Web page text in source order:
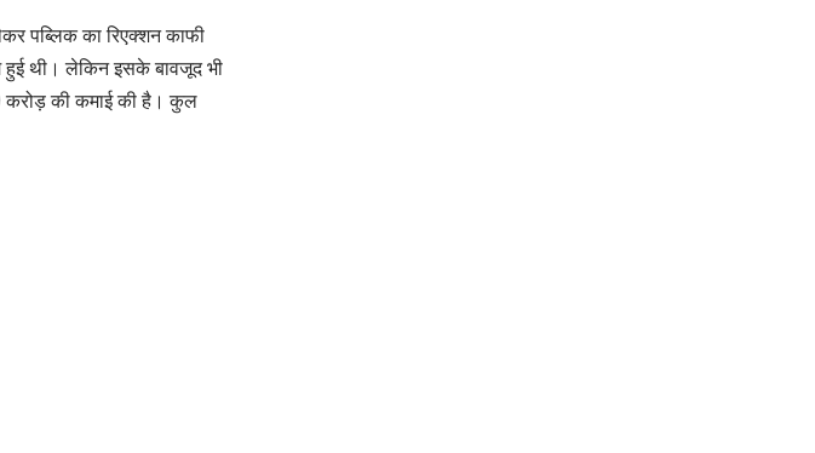
पब्लिक का रिएक्शन काफी
हुई थी। लेकिन इसके बावजूद भी
करोड़ की कमाई की है। कुल